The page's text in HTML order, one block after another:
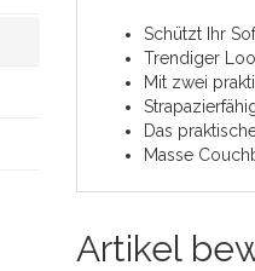
Schützt Ihr
Trendiger
Mit zwei
Das
Masse
Artikel